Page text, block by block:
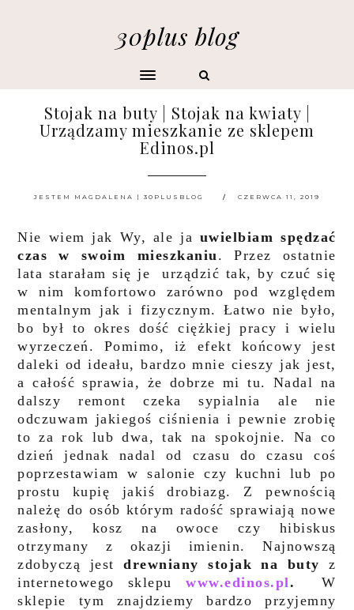
30plus blog
Stojak na buty | Stojak na kwiaty |
Urządzamy mieszkanie ze sklepem
Edinos.pl
JESTEM MAGDALENA | 30PLUSBLOG CZERWCA 11, 2019
Nie wiem jak Wy, ale ja uwielbiam spędzać
czas w swoim mieszkaniu. Przez ostatnie
lata starałam się je urządzić tak, by czuć się
w nim komfortowo zarówno pod względem
mentalnym jak i fizycznym. Łatwo nie było,
bo był to okres dość ciężkiej pracy i wielu
wyrzeczeń. Pomimo, iż efekt końcowy jest
daleki od ideału, bardzo mnie cieszy jak jest,
a całość sprawia, że dobrze mi tu. Nadal na
dalszy remont czeka sypialnia ale nie
odczuwam jakiegoś ciśnienia i pewnie zrobię
to za rok lub dwa, tak na spokojnie. Na co
dzień jednak nadal od czasu do czasu coś
poprzestawiam w salonie czy kuchni lub po
prostu kupię jakiś drobiazg. Z pewnością
należę do osób którym radość sprawiają nowe
zasłony, kosz na owoce czy hibiskus
otrzymany z okazji imienin. Najnowszą
zdobyczą jestdrewniany stojak na buty z
internetowego sklepu www.edinos.pl.W
sklepie tym znajdziemy bardzo przyjemny